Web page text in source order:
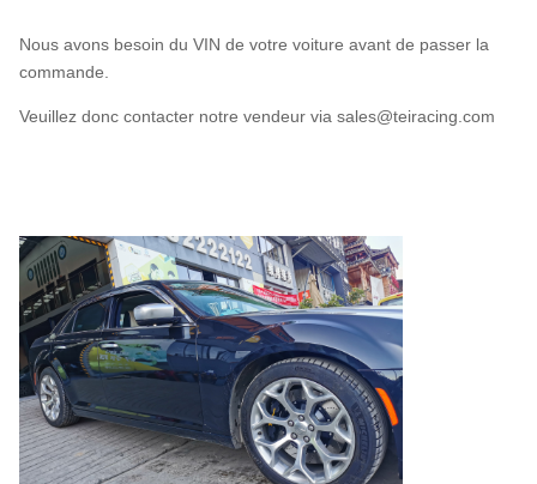
Nous avons besoin du VIN de votre voiture avant de passer la
commande.
Veuillez donc contacter notre vendeur via sales@teiracing.com